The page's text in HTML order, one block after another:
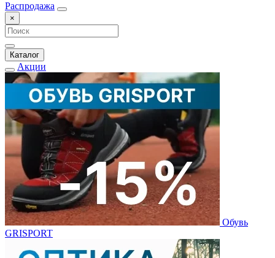
Распродажа
×
Каталог
Акции
Обувь
GRISPORT